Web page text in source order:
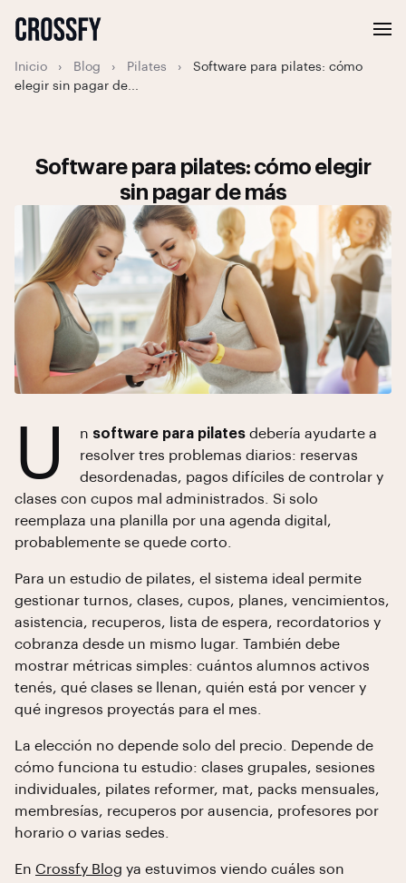
Inicio › Blog › Pilates ›
Software para pilates: cómo
elegir sin pagar de...
Software para pilates: cómo elegir
sin pagar de más
U n software para pilates debería ayudarte a
resolver tres problemas diarios: reservas
desordenadas, pagos difíciles de controlar y
clases con cupos mal administrados. Si solo
reemplaza una planilla por una agenda digital,
probablemente se quede corto.
Para un estudio de pilates, el sistema ideal permite
gestionar turnos, clases, cupos, planes, vencimientos,
asistencia, recuperos, lista de espera, recordatorios y
cobranza desde un mismo lugar. También debe
mostrar métricas simples: cuántos alumnos activos
tenés, qué clases se llenan, quién está por vencer y
qué ingresos proyectás para el mes.
La elección no depende solo del precio. Depende de
cómo funciona tu estudio: clases grupales, sesiones
individuales, pilates reformer, mat, packs mensuales,
membresías, recuperos por ausencia, profesores por
horario o varias sedes.
En Crossfy Blog ya estuvimos viendo cuáles son